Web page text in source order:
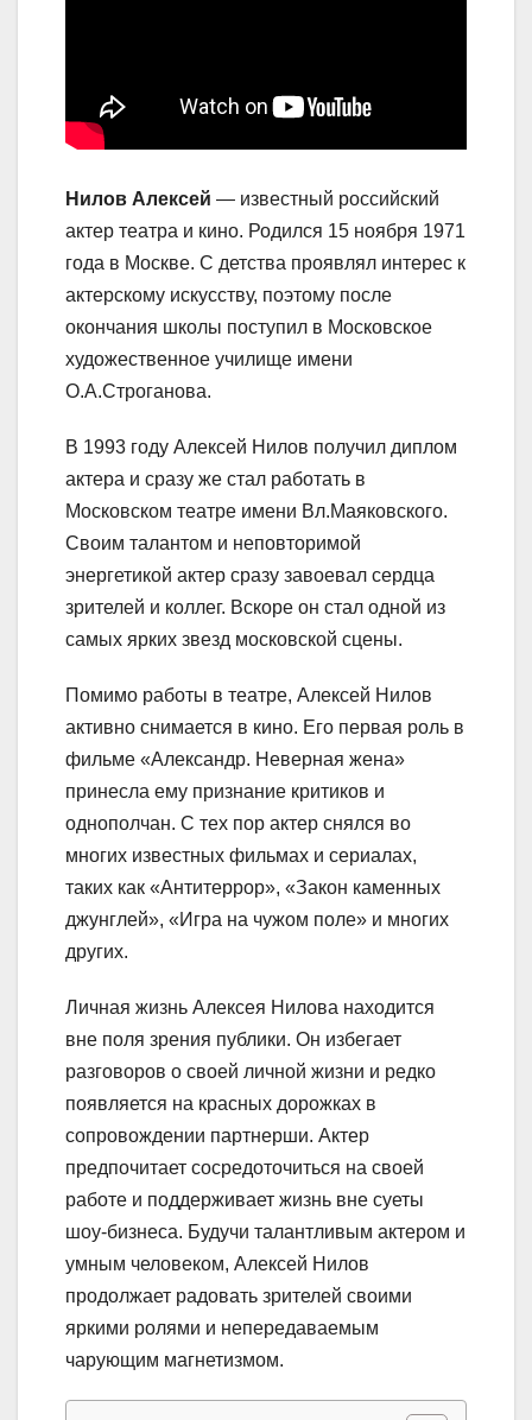
Нилов Алексей — известный российский
актер театра и кино. Родился 15 ноября 1971
года в Москве. С детства проявлял интерес к
актерскому искусству, поэтому после
окончания школы поступил в Московское
художественное училище имени
О.А.Строганова.
В 1993 году Алексей Нилов получил диплом
актера и сразу же стал работать в
Московском театре имени Вл.Маяковского.
Своим талантом и неповторимой
энергетикой актер сразу завоевал сердца
зрителей и коллег. Вскоре он стал одной из
самых ярких звезд московской сцены.
Помимо работы в театре, Алексей Нилов
активно снимается в кино. Его первая роль в
фильме «Александр. Неверная жена»
принесла ему признание критиков и
однополчан. С тех пор актер снялся во
многих известных фильмах и сериалах,
таких как «Антитеррор», «Закон каменных
джунглей», «Игра на чужом поле» и многих
других.
Личная жизнь Алексея Нилова находится
вне поля зрения публики. Он избегает
разговоров о своей личной жизни и редко
появляется на красных дорожках в
сопровождении партнерши. Актер
предпочитает сосредоточиться на своей
работе и поддерживает жизнь вне суеты
шоу-бизнеса. Будучи талантливым актером и
умным человеком, Алексей Нилов
продолжает радовать зрителей своими
яркими ролями и непередаваемым
чарующим магнетизмом.